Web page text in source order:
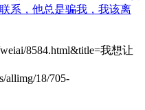
系，他总是骗我，我该离
8584.html&title=我想让
allimg/18/705-